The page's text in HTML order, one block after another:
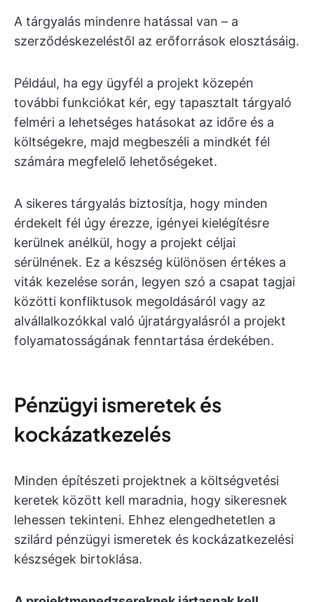
A tárgyalás mindenre hatással van – a
szerződéskezeléstől az erőforrások elosztásáig.
Például, ha egy ügyfél a projekt közepén
további funkciókat kér, egy tapasztalt tárgyaló
felméri a lehetséges hatásokat az időre és a
költségekre, majd megbeszéli a mindkét fél
számára megfelelő lehetőségeket.
A sikeres tárgyalás biztosítja, hogy minden
érdekelt fél úgy érezze, igényei kielégítésre
kerülnek anélkül, hogy a projekt céljai
sérülnének. Ez a készség különösen értékes a
viták kezelése során, legyen szó a csapat tagjai
közötti konfliktusok megoldásáról vagy az
alvállalkozókkal való újratárgyalásról a projekt
folyamatosságának fenntartása érdekében.
Pénzügyi ismeretek és
kockázatkezelés
Minden építészeti projektnek a költségvetési
keretek között kell maradnia, hogy sikeresnek
lehessen tekinteni. Ehhez elengedhetetlen a
szilárd pénzügyi ismeretek és kockázatkezelési
készségek birtoklása.